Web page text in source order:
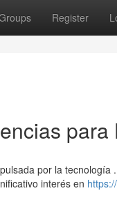
Register
por la
interés en